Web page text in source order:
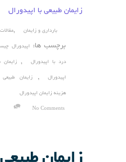
زایمان طبیعی با اپیدورال
بارداری و زایمان ,مقالات
برچسب ها: اپیدورال
درد با اپیدورال ,
اپیدورال , زایمان طبیعی
هزینه زایمان اپیدورال
No Comments